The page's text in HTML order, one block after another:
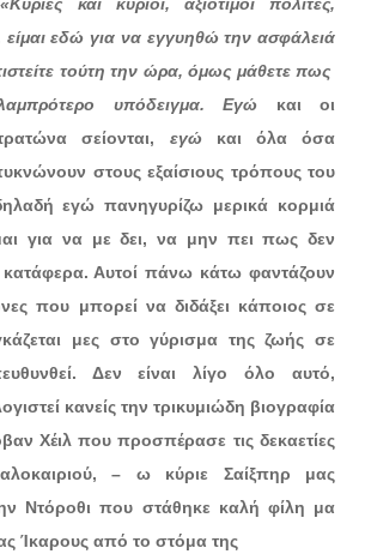
και κύριοι, αξιότιμοι πολίτες,
είμαι εδώ για να εγγυηθώ την ασφάλειά
τούτη την ώρα, όμως μάθετε πως
υπόδειγμα. Εγώ και οι
σείονται, εγώ και όλα όσα
στους εξαίσιους τρόπους του
εγώ πανηγυρίζω μερικά κορμιά
για να με δει, να μην πει πως δεν
Αυτοί πάνω κάτω φαντάζουν
που μπορεί να διδάξει κάποιος σε
μες στο γύρισμα της ζωής σε
Δεν είναι λίγο όλο αυτό,
κανείς την τρικυμιώδη βιογραφία
Χέιλ που προσπέρασε τις δεκαετίες
– ω κύριε Σαίξπηρ μας
Ντόροθι που στάθηκε καλή φίλη μα
Ίκαρους από το στόμα της